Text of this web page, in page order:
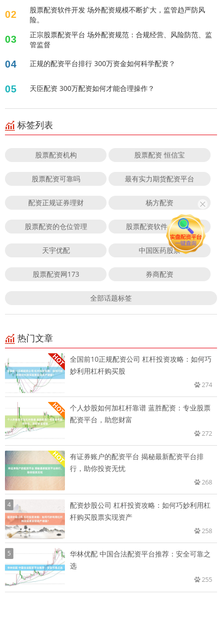
02
股票配资软件开发 场外配资规模不断扩大，监管趋严防风
险。
03
正宗股票配资平台 场外配资规范：合规经营、风险防范、监
管监督
04 正规的配资平台排行 300万资金如何科学配资？
05 天臣配资 300万配资如何才能合理操作？
标签列表
股票配资机构 股票配资 恒信宝
股票配资可靠吗 最有实力期货配资平台
配资正规证券理财 杨方配资
股票配资的仓位管理 股票配资软件APP下载
天宇优配 中国医药股票
股票配资网173 券商配资
全部话题标签
热门文章
全国前10正规配资公司 杠杆投资攻略：如何巧
妙利用杠杆购买股
274
个人炒股如何加杠杆靠谱 蓝胜配资：专业股票
配资平台，助您财富
272
有证券账户的配资平台 揭秘最新配资平台排
行，助你投资无忧
268
4
配资炒股公司 杠杆投资攻略：如何巧妙利用杠
杆购买股票实现资产
258
5
华林优配 中国合法配资平台推荐：安全可靠之
选
255